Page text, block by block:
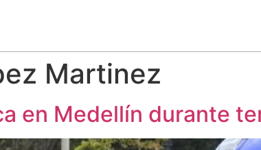
Martinez
en Medellín durante